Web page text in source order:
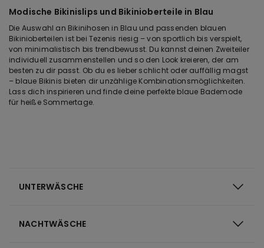
Modische Bikinislips und Bikinioberteile in Blau
Die Auswahl an Bikinihosen in Blau und passenden blauen
Bikinioberteilen ist bei Tezenis riesig – von sportlich bis verspielt,
von minimalistisch bis trendbewusst. Du kannst deinen Zweiteiler
individuell zusammenstellen und so den Look kreieren, der am
besten zu dir passt. Ob du es lieber schlicht oder auffällig magst
– blaue Bikinis bieten dir unzählige Kombinationsmöglichkeiten.
Lass dich inspirieren und finde deine perfekte blaue Bademode
für heiße Sommertage.
UNTERWÄSCHE
NACHTWÄSCHE